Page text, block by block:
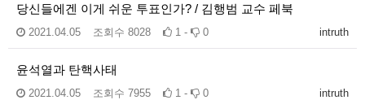
당신들에겐 이게 쉬운 투표인가? / 김행범 교수 페북
intruth
2021.04.05 조회수 8028 1 - 0
윤석열과 탄핵사태
intruth
2021.04.05 조회수 7955 1 - 0